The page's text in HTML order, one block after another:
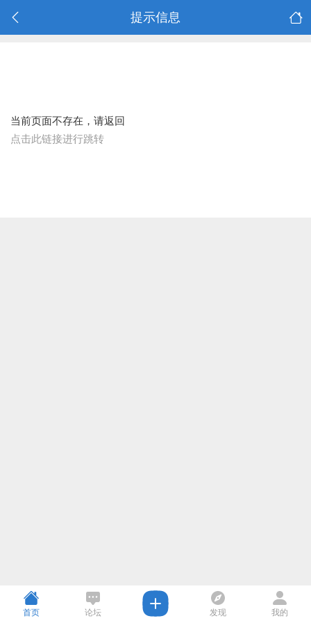
提示信息
当前页面不存在，请返回
点击此链接进行跳转
首页 论坛 发现 我的